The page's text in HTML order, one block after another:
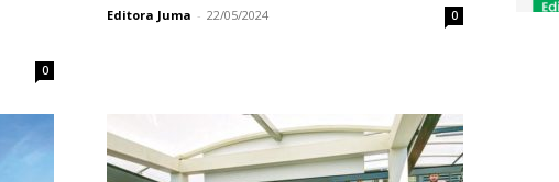
0
Editora Juma - 22/05/2024 0